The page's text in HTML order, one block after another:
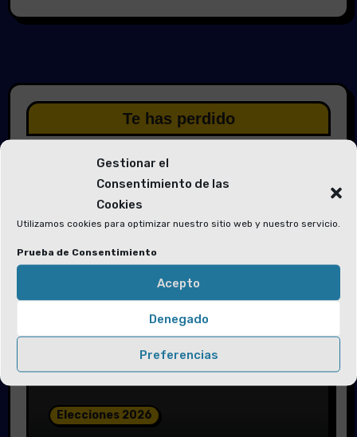
Gestionar el
Consentimiento de las
Cookies
Utilizamos cookies para optimizar nuestro sitio web y nuestro servicio.
Prueba de Consentimiento
Acepto
Denegado
Preferencias
Te has perdido
Elecciones 2026
Solicitud de voluntarios para las
Mesas Electorales y la Junta Electoral
Elecciones 2026